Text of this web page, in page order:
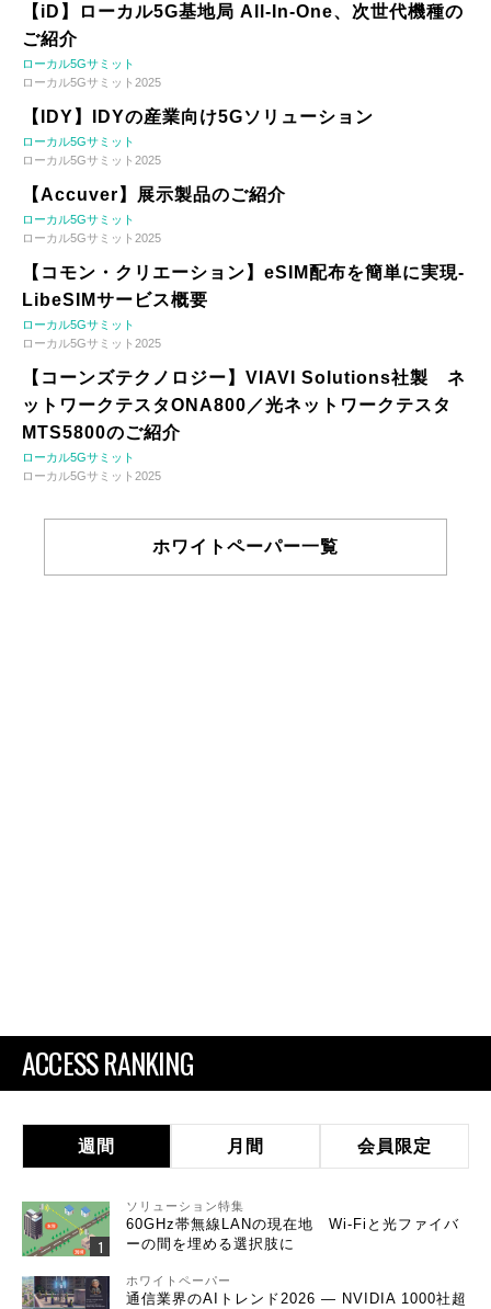
【iD】ローカル5G基地局 All-In-One、次世代機種の
ご紹介
ローカル5Gサミット
ローカル5Gサミット2025
【IDY】IDYの産業向け5Gソリューション
ローカル5Gサミット
ローカル5Gサミット2025
【Accuver】展示製品のご紹介
ローカル5Gサミット
ローカル5Gサミット2025
【コモン・クリエーション】eSIM配布を簡単に実現-
LibeSIMサービス概要
ローカル5Gサミット
ローカル5Gサミット2025
【コーンズテクノロジー】VIAVI Solutions社製 ネ
ットワークテスタONA800／光ネットワークテスタ
MTS5800のご紹介
ローカル5Gサミット
ローカル5Gサミット2025
ホワイトペーパー一覧
ACCESS RANKING
週間 月間 会員限定
ソリューション特集
60GHz帯無線LANの現在地 Wi-Fiと光ファイバ
ーの間を埋める選択肢に
ホワイトペーパー
通信業界のAIトレンド2026 ― NVIDIA 1000社超